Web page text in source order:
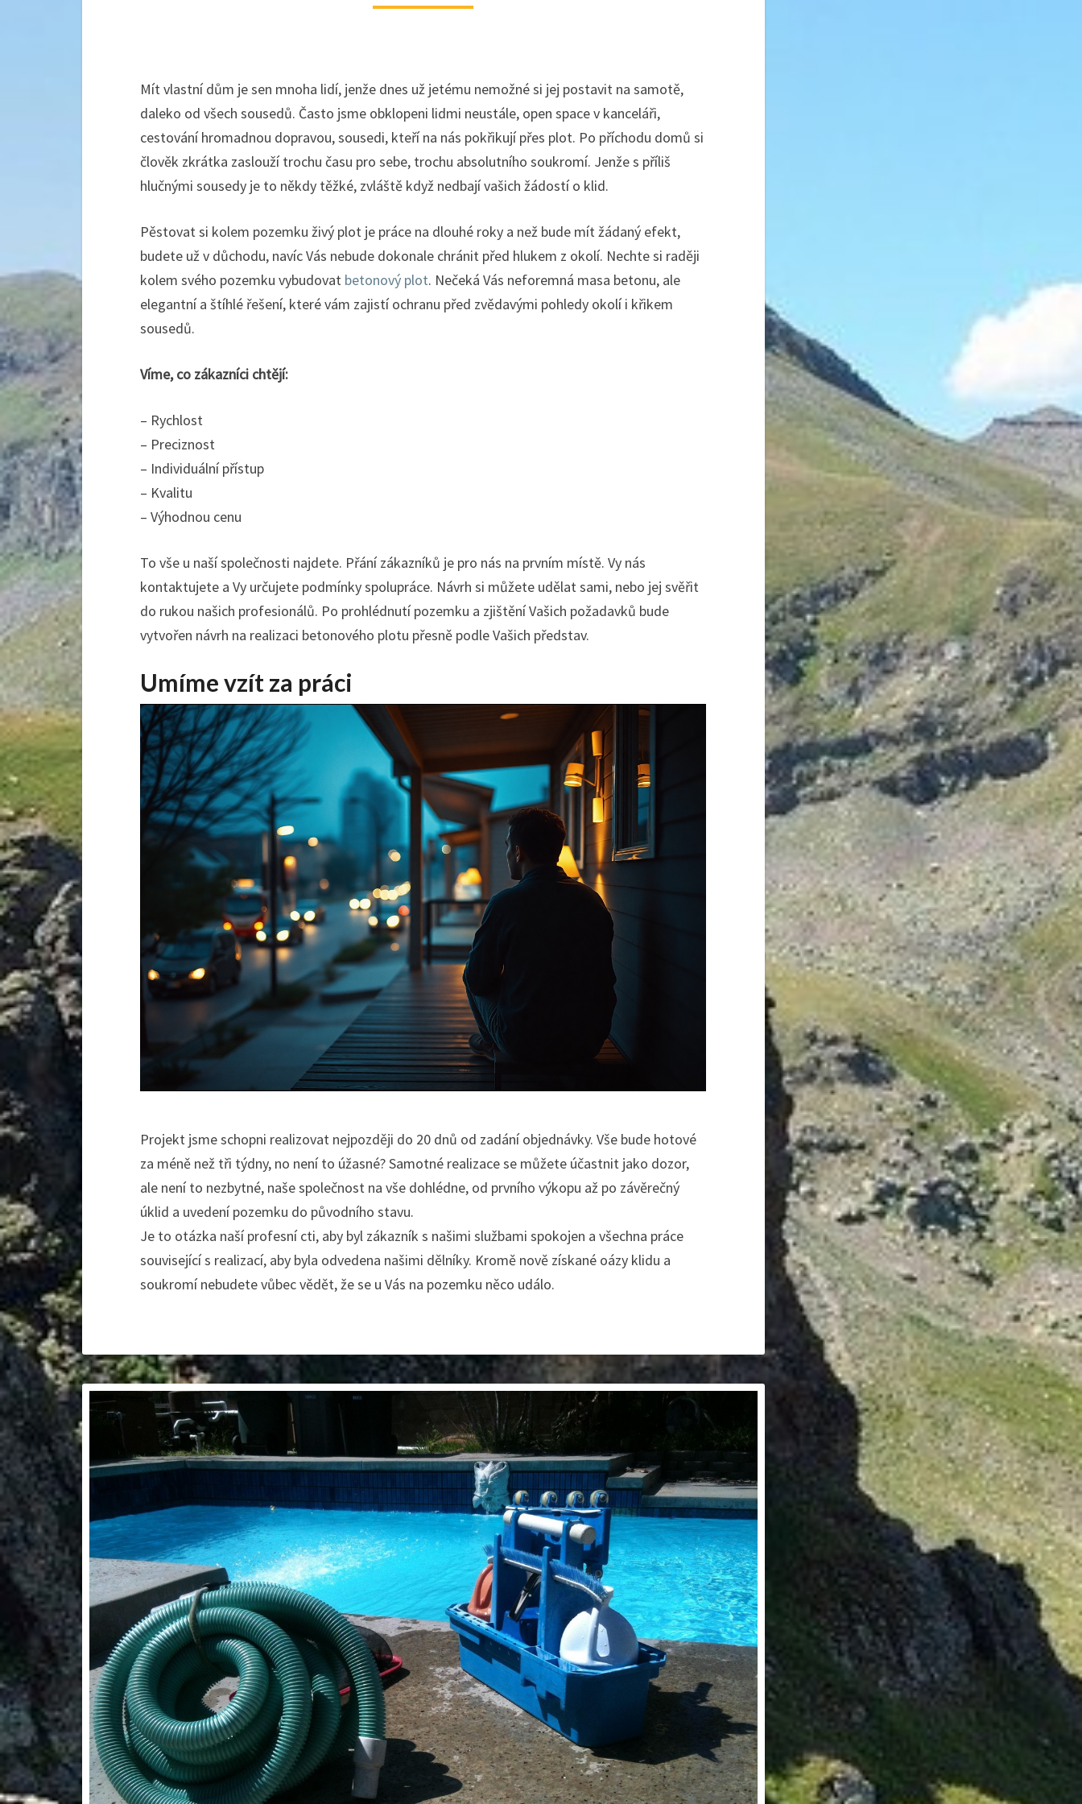
Mít vlastní dům je sen mnoha lidí, jenže dnes už jetému nemožné si jej postavit na samotě,
daleko od všech sousedů. Často jsme obklopeni lidmi neustále, open space v kanceláři,
cestování hromadnou dopravou, sousedi, kteří na nás pokřikují přes plot. Po příchodu domů si
člověk zkrátka zaslouží trochu času pro sebe, trochu absolutního soukromí. Jenže s příliš
hlučnými sousedy je to někdy těžké, zvláště když nedbají vašich žádostí o klid.
Pěstovat si kolem pozemku živý plot je práce na dlouhé roky a než bude mít žádaný efekt,
budete už v důchodu, navíc Vás nebude dokonale chránit před hlukem z okolí. Nechte si raději
kolem svého pozemku vybudovat betonový plot. Nečeká Vás neforemná masa betonu, ale
elegantní a štíhlé řešení, které vám zajistí ochranu před zvědavými pohledy okolí i křikem
sousedů.
Víme, co zákazníci chtějí:
– Rychlost
– Preciznost
– Individuální přístup
– Kvalitu
– Výhodnou cenu
To vše u naší společnosti najdete. Přání zákazníků je pro nás na prvním místě. Vy nás
kontaktujete a Vy určujete podmínky spolupráce. Návrh si můžete udělat sami, nebo jej svěřit
do rukou našich profesionálů. Po prohlédnutí pozemku a zjištění Vašich požadavků bude
vytvořen návrh na realizaci betonového plotu přesně podle Vašich představ.
Umíme vzít za práci
Projekt jsme schopni realizovat nejpozději do 20 dnů od zadání objednávky. Vše bude hotové
za méně než tři týdny, no není to úžasné? Samotné realizace se můžete účastnit jako dozor,
ale není to nezbytné, naše společnost na vše dohlédne, od prvního výkopu až po závěrečný
úklid a uvedení pozemku do původního stavu.
Je to otázka naší profesní cti, aby byl zákazník s našimi službami spokojen a všechna práce
související s realizací, aby byla odvedena našimi dělníky. Kromě nově získané oázy klidu a
soukromí nebudete vůbec vědět, že se u Vás na pozemku něco událo.